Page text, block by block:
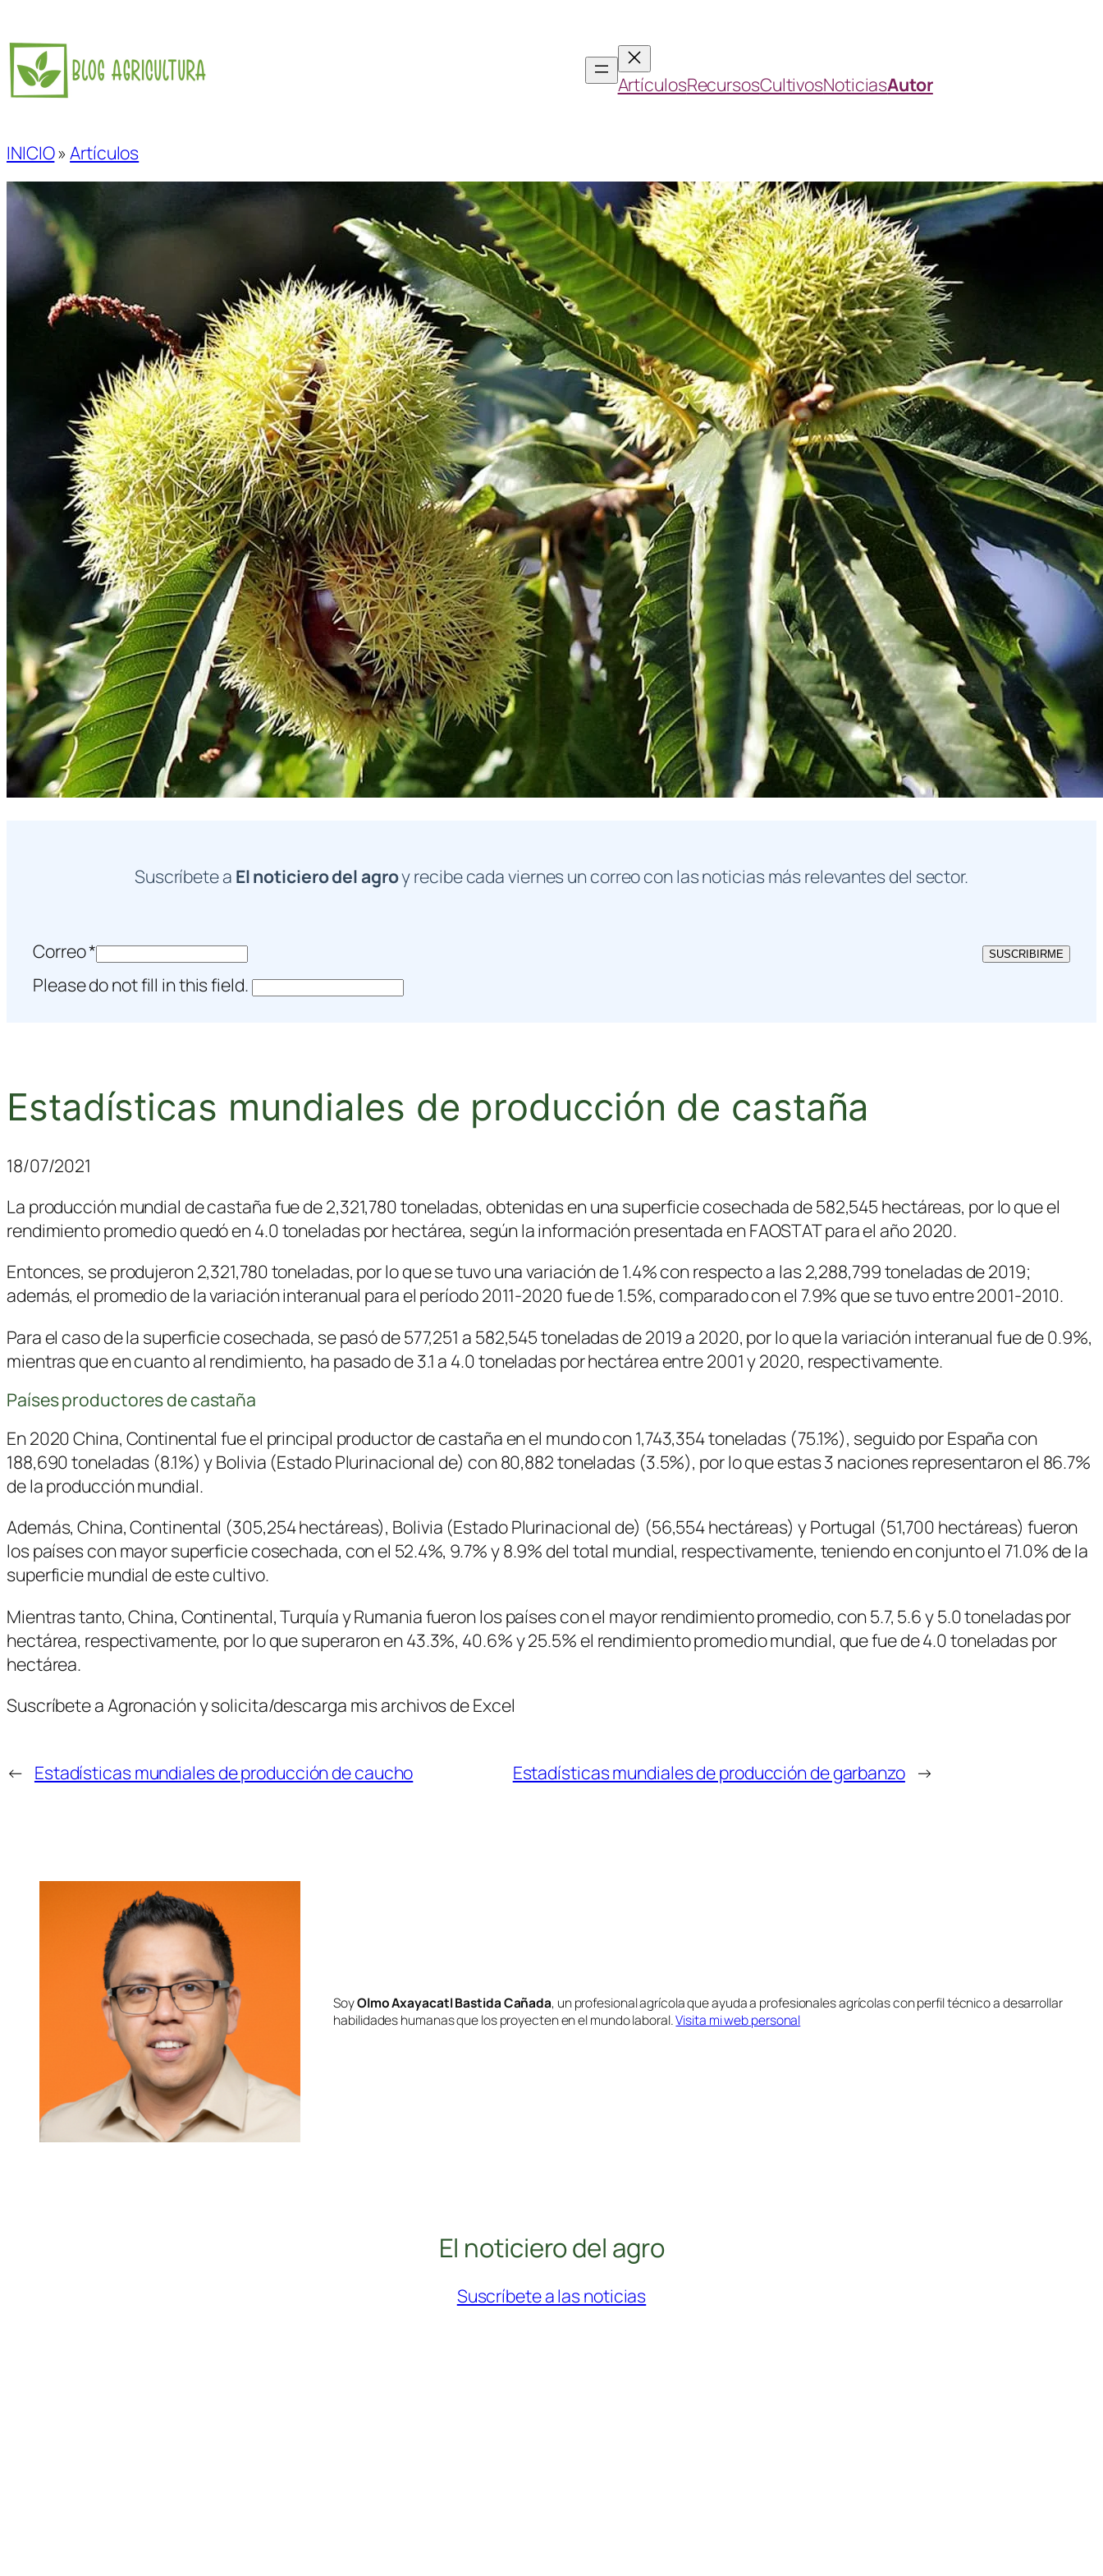
Saltar
al
contenido
ArtículosRecursosCultivosNoticiasAutor
INICIO»Artículos
Suscríbete a El noticiero del agroy recibe cada viernes un correo con las noticias más relevantes del sector.
Correo* SUSCRIBIRME
Please do not fill in this field.
Estadísticas mundiales de producción de castaña
18/07/2021
La producción mundial de castaña fue de 2,321,780 toneladas, obtenidas en una superficie cosechada de 582,545 hectáreas, por lo que el
rendimiento promedio quedó en 4.0 toneladas por hectárea, según la información presentada en FAOSTAT para el año 2020.
Entonces, se produjeron 2,321,780 toneladas, por lo que se tuvo una variación de 1.4% con respecto a las 2,288,799 toneladas de 2019;
además, el promedio de la variación interanual para el período 2011-2020 fue de 1.5%, comparado con el 7.9% que se tuvo entre 2001-2010.
Para el caso de la superficie cosechada, se pasó de 577,251 a 582,545 toneladas de 2019 a 2020, por lo que la variación interanual fue de 0.9%,
mientras que en cuanto al rendimiento, ha pasado de 3.1 a 4.0 toneladas por hectárea entre 2001 y 2020, respectivamente.
Países productores de castaña
En 2020 China, Continental fue el principal productor de castaña en el mundo con 1,743,354 toneladas (75.1%), seguido por España con
188,690 toneladas (8.1%) y Bolivia (Estado Plurinacional de) con 80,882 toneladas (3.5%), por lo que estas 3 naciones representaron el 86.7%
de la producción mundial.
Además, China, Continental (305,254 hectáreas), Bolivia (Estado Plurinacional de) (56,554 hectáreas) y Portugal (51,700 hectáreas) fueron
los países con mayor superficie cosechada, con el 52.4%, 9.7% y 8.9% del total mundial, respectivamente, teniendo en conjunto el 71.0% de la
superficie mundial de este cultivo.
Mientras tanto, China, Continental, Turquía y Rumania fueron los países con el mayor rendimiento promedio, con 5.7, 5.6 y 5.0 toneladas por
hectárea, respectivamente, por lo que superaron en 43.3%, 40.6% y 25.5% el rendimiento promedio mundial, que fue de 4.0 toneladas por
hectárea.
Suscríbete a Agronación y solicita/descarga mis archivos de Excel
← Estadísticas mundiales de producción de caucho Estadísticas mundiales de producción de garbanzo →
SoyOlmo Axayacatl Bastida Cañada, un profesional agrícola que ayuda a profesionales agrícolas con perfil técnico a desarrollar
habilidades humanas que los proyecten en el mundo laboral.Visita mi web personal
El noticiero del agro
Suscríbete a las noticias